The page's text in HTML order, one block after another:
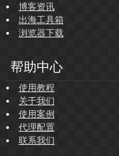
博客资讯
出海工具箱
浏览器下载
帮助中心
使用教程
关于我们
使用案例
代理配置
联系我们